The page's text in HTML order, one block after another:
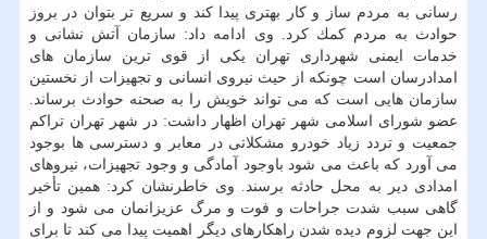
رسانی به مردم ساز و كار بهتری پیدا كند و سریع تر بتوان در بروز
حوادث به مردم كمك كرد. وی ادامه داد: سازمان آتش نشانی و
خدمات ایمنی شهرداری تهران یكی از قوی ترین سازمان های
امدادرسان است چونكه از حیث نیروی انسانی و تجهیزات از نخستین
سازمان هایی است كه می تواند خویش را به صحنه حوادث برساند.
عضو شورای اسلامی شهر تهران اظهار داشت: در شهر تهران تراكم
جمعیت و تردد زیاد خودرو مشكلاتی در معابر و دسترسی ها بوجود
می آورد كه باعث می شود باوجود آمادگی و وجود تجهیزات، نیروهای
امدادی دیر به محل حادثه برسند. وی خاطرنشان كرد: همین تأخیر
گاهی سبب شدت جراحات و فوت و مرگ عزیزانمان می شود و از
این جهت لزوم دیده شدن راهكارهای دیگر اهمیت پیدا می كند تا برای